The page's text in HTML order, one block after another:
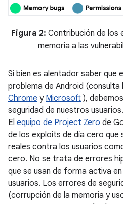
Figura 2: Contribución de los
memoria a las
Si bien es alentador saber que
problema de Android
Chrome y Microsoft ),
seguridad de nuestros usuarios.
El equipo de Project Zero de
de los exploits de día cero que
reales contra los usuarios
cero. No se trata de errores
que se usan de forma activa
usuarios. Los errores de
(corrupción de la memoria y